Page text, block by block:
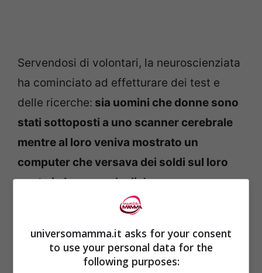
Servendosi di volontari, la neuroscienziata
ha cominciato ad effetturare dei test e
delle ricerche: sia uomini che donne sono
stati sottoposti a uno scanner cerebrale
mentre al loro veniva mostrato un
computer che versava dei soldi sul loro
conto in banca o che li donava
interamente a un banco alimentare.
I risultati dei test, ovviamente, variavano in
base al carattere del soggetto studiato
universomamma.it asks for your consent
to use your personal data for the
following purposes: